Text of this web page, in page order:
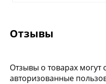
Отзывы
Отзывы о товарах могут
авторизованные